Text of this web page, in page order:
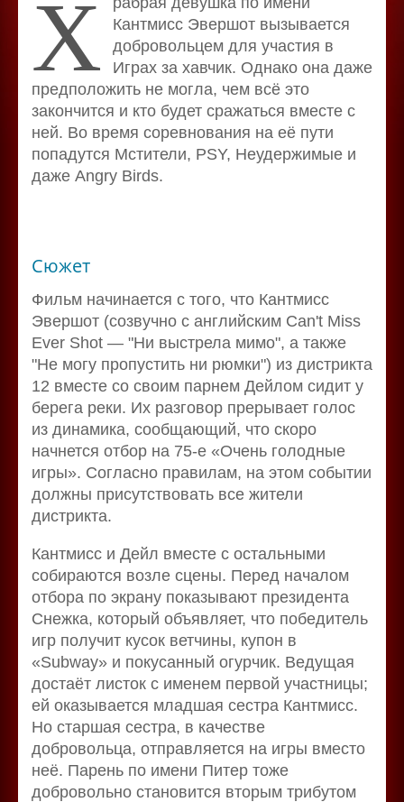
Х
Кантмисс Эвершот вызывается
добровольцем для участия в
Играх за хавчик. Однако она даже
предположить не могла, чем всё это
закончится и кто будет сражаться вместе с
ней. Во время соревнования на её пути
попадутся Мстители, PSY, Неудержимые и
даже Angry Birds.
Сюжет
Фильм начинается с того, что Кантмисс
Эвершот (созвучно с английским Can't Miss
Ever Shot — "Ни выстрела мимо", а также
"Не могу пропустить ни рюмки") из дистрикта
12 вместе со своим парнем Дейлом сидит у
берега реки. Их разговор прерывает голос
из динамика, сообщающий, что скоро
начнется отбор на 75-е «Очень голодные
игры». Согласно правилам, на этом событии
должны присутствовать все жители
дистрикта.
Кантмисс и Дейл вместе с остальными
собираются возле сцены. Перед началом
отбора по экрану показывают президента
Снежка, который объявляет, что победитель
игр получит кусок ветчины, купон в
«Subway» и покусанный огурчик. Ведущая
достаёт листок с именем первой участницы;
ей оказывается младшая сестра Кантмисс.
Но старшая сестра, в качестве
добровольца, отправляется на игры вместо
неё. Парень по имени Питер тоже
добровольно становится вторым трибутом